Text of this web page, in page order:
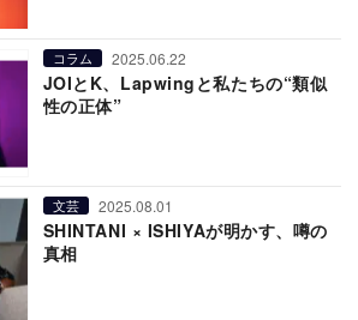
コラム 2025.06.22
JOIとK、Lapwingと私たちの“類似
性の正体”
文芸 2025.08.01
SHINTANI × ISHIYAが明かす、噂の
真相